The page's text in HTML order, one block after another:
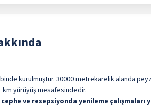
kurulmuştur. 30000 metrekarelik alanda
yürüyüş mesafesindedir.
ve resepsiyonda yenileme çalışmaları